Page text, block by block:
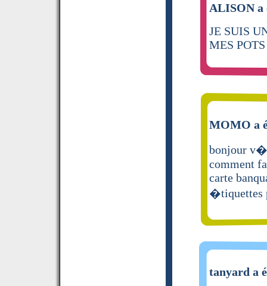
ALISON
JE SUIS
MES
MOMO a
bonjour
comment
carte
�tiquettes
tanyard a